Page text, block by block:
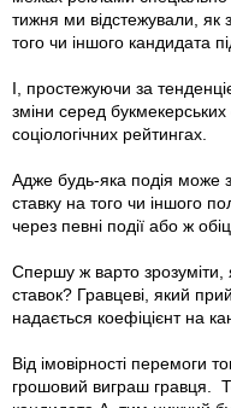
тижня ми відстежували, як
того чи іншого кандидата
І, простежуючи за
зміни серед
соціологічних рейтингах.
Адже будь-яка подія може
ставку на того чи іншого
через певні події або ж
Спершу ж варто зрозуміти,
ставок? Гравцеві, який
надається коефіцієнт на
Від імовірності перемоги
грошовий виграш гравця.